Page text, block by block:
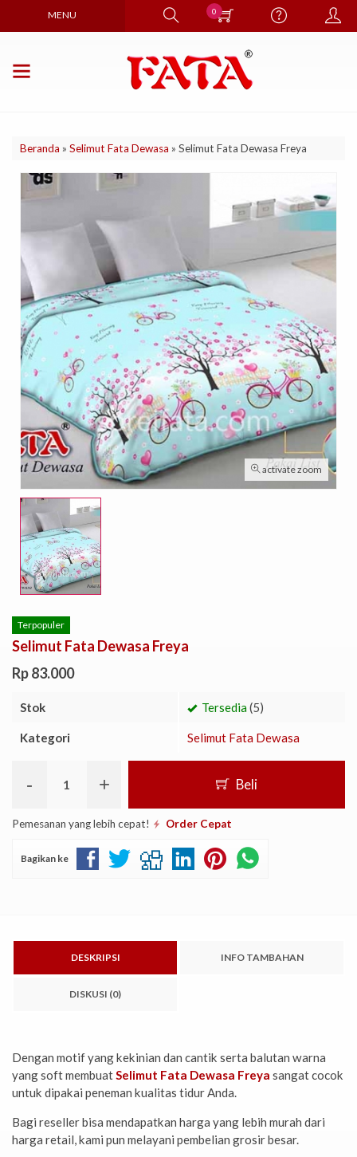
MENU 0
Beranda » Selimut Fata Dewasa » Selimut Fata Dewasa Freya
activate zoom
Terpopuler
Selimut Fata Dewasa Freya
Rp 83.000
Stok Tersedia(5)
Kategori Selimut Fata Dewasa
- + Beli
Pemesanan yang lebih cepat! Order Cepat
Bagikan ke
DESKRIPSI INFO TAMBAHAN
DISKUSI (0)
Dengan motif yang kekinian dan cantik serta balutan warna
yang soft membuatSelimut Fata Dewasa Freya sangat cocok
untuk dipakai peneman kualitas tidur Anda.
Bagi reseller bisa mendapatkan harga yang lebih murah dari
harga retail, kami pun melayani pembelian grosir besar.